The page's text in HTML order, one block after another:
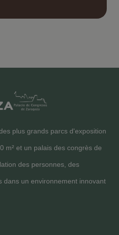
plus grands parcs d'exposition
m² et un palais des congrès de
des personnes, des
dans un environnement innovant